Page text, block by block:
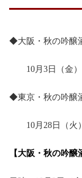
◆大阪・秋の吟醸
10月3日（金）
◆東京・秋の吟醸
10月28日（火）
【大阪・秋の吟醸